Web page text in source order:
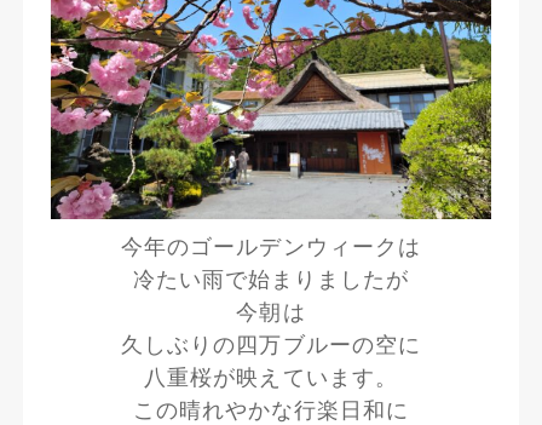
今年のゴールデンウィークは
冷たい雨で始まりましたが
今朝は
久しぶりの四万ブルーの空に
八重桜が映えています。
この晴れやかな行楽日和に